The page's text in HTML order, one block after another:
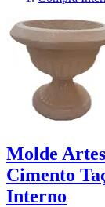
Molde
Cimento
Interno